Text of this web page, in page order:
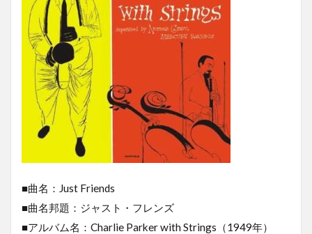
■曲名：Just Friends
■曲名邦題：ジャスト・フレンズ
■アルバム名：Charlie Parker with Strings（1949年）